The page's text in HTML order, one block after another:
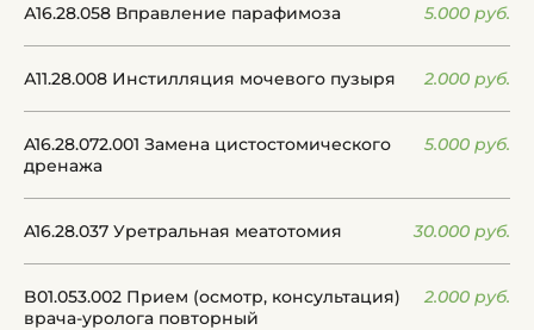
А16.28.058 Вправление парафимоза 5.000 руб.
А11.28.008 Инстилляция мочевого пузыря 2.000 руб.
A16.28.072.001 Замена цистостомического
дренажа
5.000 руб.
A16.28.037 Уретральная меатотомия 30.000 руб.
B01.053.002 Прием (осмотр, консультация)
врача-уролога повторный
2.000 руб.